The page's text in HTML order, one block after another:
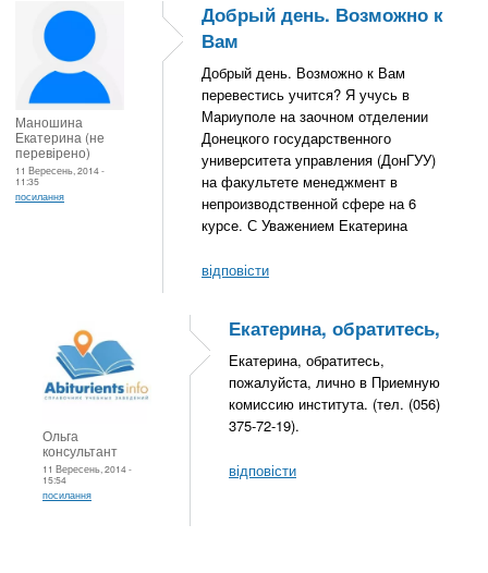
Маношина
Екатерина (не
перевірено)
11 Вересень, 2014 -
11:35
посилання
Добрый день. Возможно к
Вам
Добрый день. Возможно к Вам
перевестись учится? Я учусь в
Мариуполе на заочном отделении
Донецкого государственного
университета управления (ДонГУУ)
на факультете менеджмент в
непроизводственной сфере на 6
курсе. С Уважением Екатерина
відповісти
Ольга
консультант
11 Вересень, 2014 -
15:54
посилання
Екатерина, обратитесь,
Екатерина, обратитесь,
пожалуйста, лично в Приемную
комиссию института. (тел. (056)
375-72-19).
відповісти